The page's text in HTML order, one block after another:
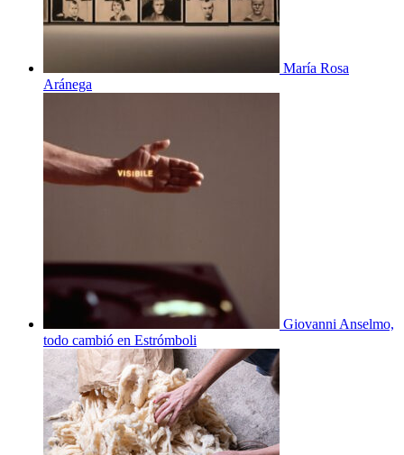
María Rosa
Aránega
Giovanni Anselmo,
todo cambió en Estrómboli